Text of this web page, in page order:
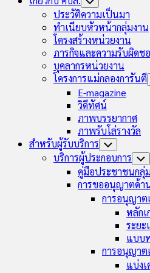
Child
Menu
ประวัติความเป็นมา
ทำเนียบหัวหน้ากลุ่มงาน
โครงสร้างหน่วยงาน
ภารกิจและความรับผิดช
บุคลากรหน่วยงาน
โครงการแม่กลองการันตี
E-magazine
วิดีทัศน์
ภาพบรรยากาศ
ภาพรับโล่รางวัล
สำหรับผู้รับบริการ Toggle
Child
Menu
บริการผู้ประกอบการ
คู่มือประชาชนกลุ่
การขออนุญาตด้
การอนุญาต
หลัก
ระย
แบบ
การอนุญาต
แบ่ง